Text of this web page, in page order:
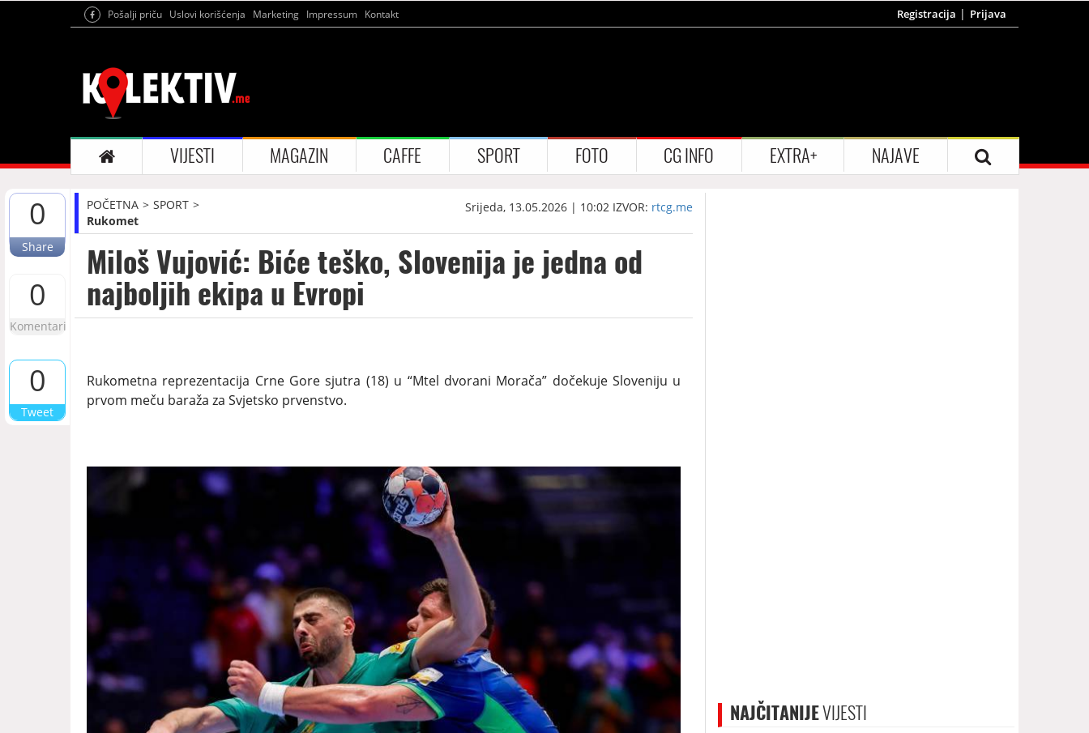
Pošalji priču Uslovi korišćenja Marketing Impressum Kontakt Registracija Prijava
VIJESTI MAGAZIN CAFFE SPORT FOTO CG INFO EXTRA+ NAJAVE
0
Share
0
Komentari
0
Tweet
POČETNA
SPORT
Rukomet
Srijeda, 13.05.2026 | 10:02 IZVOR: rtcg.me
Miloš Vujović: Biće teško, Slovenija je jedna od
najboljih ekipa u Evropi
Rukometna reprezentacija Crne Gore sjutra (18) u “Mtel dvorani Morača” dočekuje Sloveniju u
prvom meču baraža za Svjetsko prvenstvo.
NAJČITANIJEVIJESTI